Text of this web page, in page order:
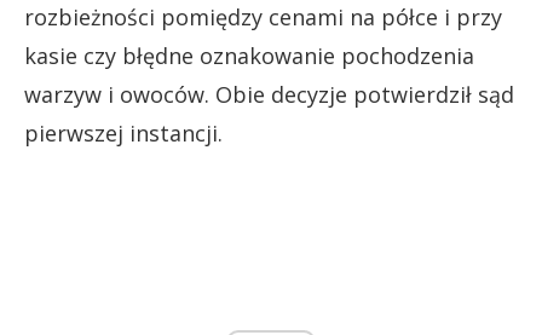
rozbieżności pomiędzy cenami na półce i przy
kasie czy błędne oznakowanie pochodzenia
warzyw i owoców. Obie decyzje potwierdził sąd
pierwszej instancji.